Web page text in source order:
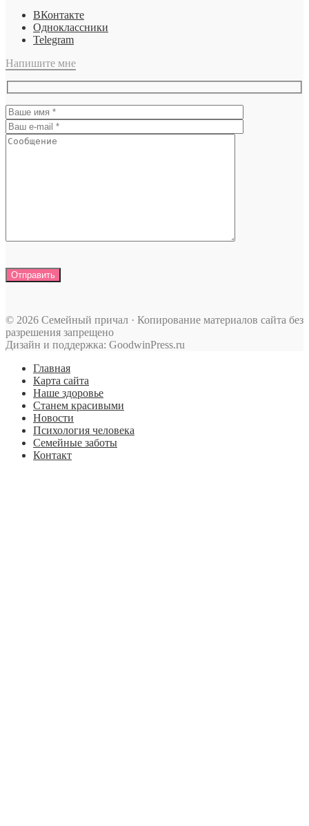
ВКонтакте
Одноклассники
Telegram
Напишите мне
© 2026 Семейный причал · Копирование материалов сайта без
разрешения запрещено
Дизайн и поддержка: GoodwinPress.ru
Главная
Карта сайта
Наше здоровье
Станем красивыми
Новости
Психология человека
Семейные заботы
Контакт